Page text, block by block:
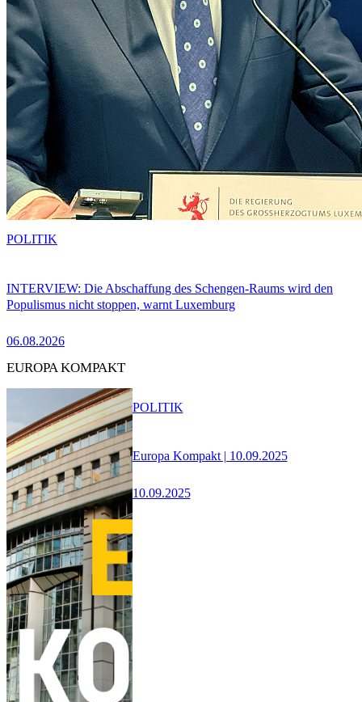
INTERVIEW: Die Abschaffung des Schengen-Raums wird den
Populismus nicht stoppen, warnt Luxemburg
06.08.2026
POLITIK
EUROPA KOMPAKT
Europa Kompakt | 10.09.2025
10.09.2025
POLITIK